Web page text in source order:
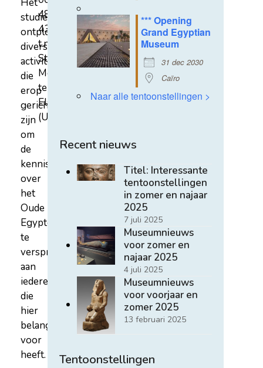
*** Opening
Grand Egyptian
Museum
31 dec 2030
Caïro
Naar alle tentoonstellingen >
Recent nieuws
Titel: Interessante
tentoonstellingen
in zomer en najaar
2025
7 juli 2025
Museumnieuws
voor zomer en
najaar 2025
4 juli 2025
Museumnieuws
voor voorjaar en
zomer 2025
13 februari 2025
Tentoonstellingen
Het
studiecentrum
ontplooit
diverse
activiteiten
die
erop
gericht
zijn
om
de
kennis
over
het
Oude
Egypte
te
verspreiden
aan
iedereen
die
hier
belangstelling
voor
heeft.
4852
43
t.n.v.
Stichting
Mehen
te
Elst
(U)